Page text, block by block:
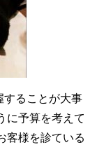
することが大事
に予算を考えて
客様を診ている